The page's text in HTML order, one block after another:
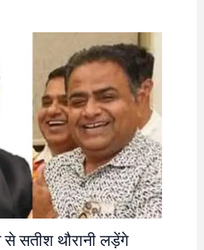
सतीश थौरानी लड़ेंगे